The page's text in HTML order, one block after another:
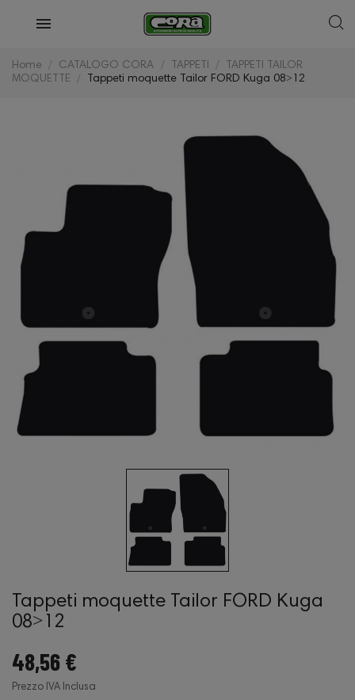
Home CATALOGO CORA TAPPETI
TAPPETI TAILOR
MOQUETTE
Tappeti moquette Tailor FORD Kuga 08˃12
Tappeti moquette Tailor FORD Kuga
08˃12
48,56 €
Prezzo IVA Inclusa